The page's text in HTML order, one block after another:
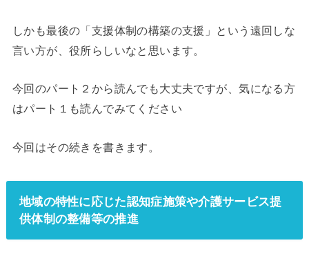
しかも最後の「支援体制の構築の支援」という遠回しな
言い方が、役所らしいなと思います。
今回のパート２から読んでも大丈夫ですが、気になる方
はパート１も読んでみてください
今回はその続きを書きます。
地域の特性に応じた認知症施策や介護サービス提
供体制の整備等の推進